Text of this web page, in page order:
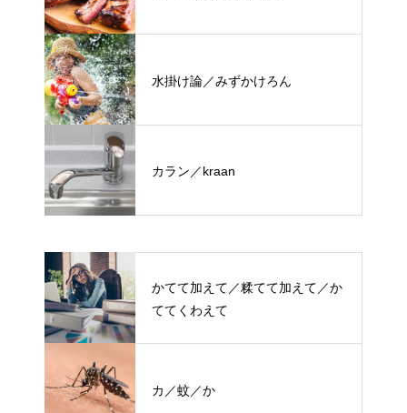
水掛け論／みずかけろん
カラン／kraan
かてて加えて／糅てて加えて／か
ててくわえて
カ／蚊／か